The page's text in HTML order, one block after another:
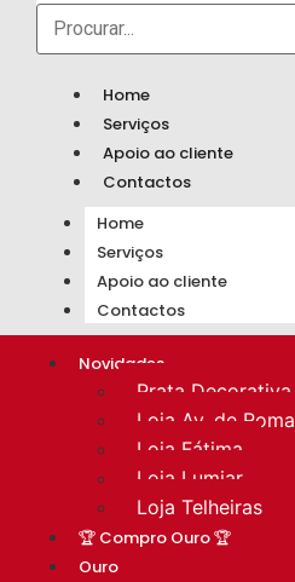
Home
Serviços
Apoio ao cliente
Contactos
Home
Serviços
Apoio ao cliente
Contactos
Novidades
Prata Decorativa
Loja Av. de Roma
Loja Fátima
Loja Lumiar
Loja Telheiras
🏆 Compro Ouro 🏆
Ouro